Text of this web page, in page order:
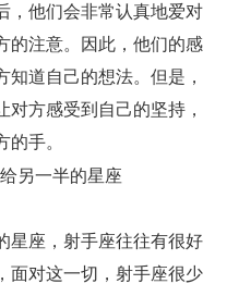
孕早期 感情挽回
月子 婴儿辅食
搭讪 光棍节
，他们会非常认真地爱对
的注意。因此，他们的感
道自己的想法。但是，
方感受到自己的坚持，
手。
座，射手座往往有很好
面对这一切，射手座很少